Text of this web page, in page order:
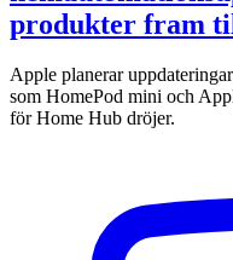
produkter fram
Apple planerar
som HomePod mini och
för Home Hub dröjer.